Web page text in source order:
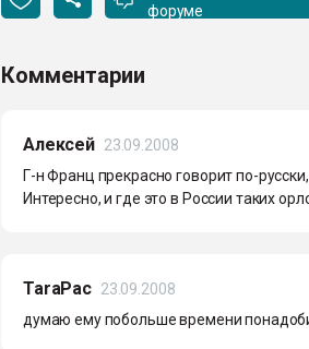
форуме
Комментарии
Алексей 23.09.2008
Г-н Франц прекрасно говорит по-
Интересно, и где это в России таких
TaraPac 23.09.2008
думаю ему побольше времени